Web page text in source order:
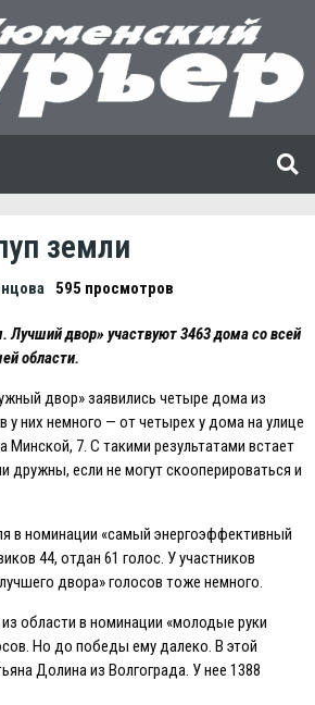
земли
595 просмотров
Лучший двор» участвуют 3463 дома со всей
области.
двор» заявились четыре дома из
у них немного — от четырех у дома на улице
Минской, 7. С такими результатами встает
дружны, если не могут скооперироваться и
в номинации «самый энергоэффективный
44, отдан 61 голос. У участников
двора» голосов тоже немного.
области в номинации «молодые руки
Но до победы ему далеко. В этой
Долина из Волгограда. У нее 1388